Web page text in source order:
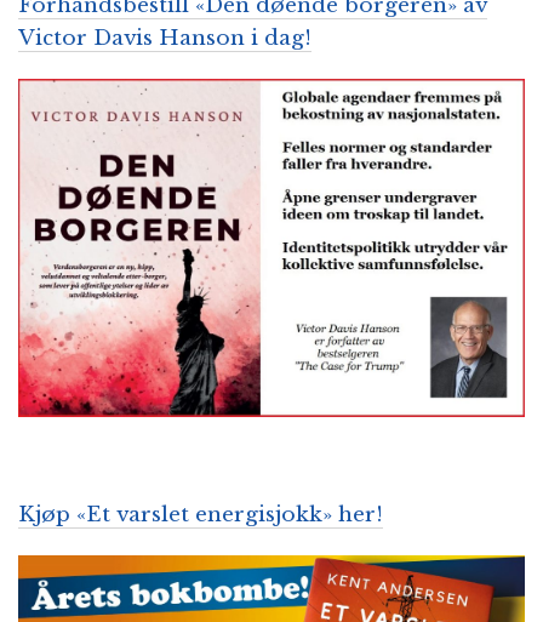
Forhåndsbestill «Den døende borgeren» av
Victor Davis Hanson i dag!
Kjøp «Et varslet energisjokk» her!